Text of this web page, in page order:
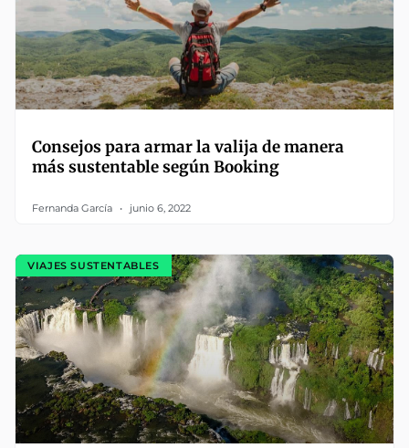
Consejos para armar la valija de manera
más sustentable según Booking
Fernanda García junio 6, 2022
VIAJES SUSTENTABLES